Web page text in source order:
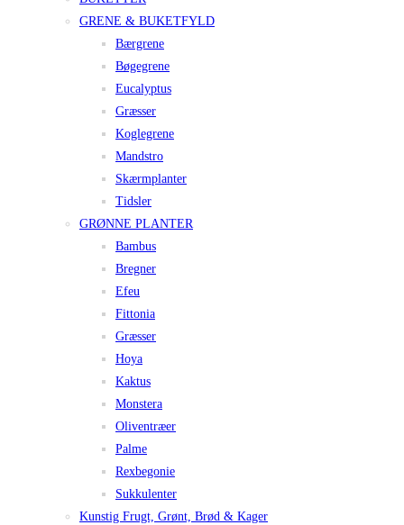
GRENE & BUKETFYLD
Bærgrene
Bøgegrene
Eucalyptus
Græsser
Koglegrene
Mandstro
Skærmplanter
Tidsler
GRØNNE PLANTER
Bambus
Bregner
Efeu
Fittonia
Græsser
Hoya
Kaktus
Monstera
Oliventræer
Palme
Rexbegonie
Sukkulenter
Kunstig Frugt, Grønt, Brød & Kager